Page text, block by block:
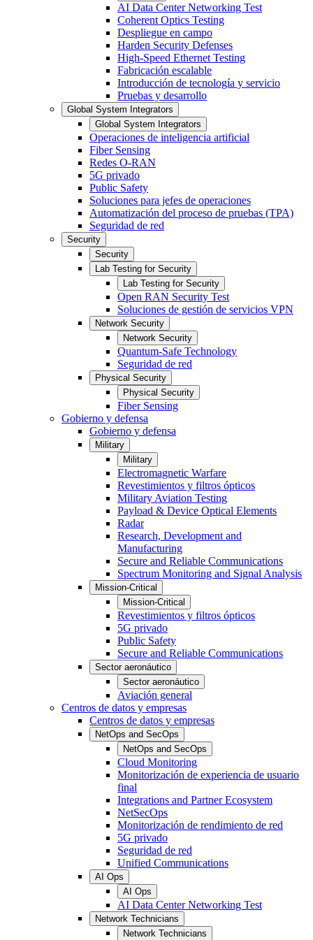
AI Data Center Networking Test
Coherent Optics Testing
Despliegue en campo
Harden Security Defenses
High-Speed Ethernet Testing
Fabricación escalable
Introducción de tecnología y servicio
Pruebas y desarrollo
Global System Integrators
Global System Integrators
Operaciones de inteligencia artificial
Fiber Sensing
Redes O-RAN
5G privado
Public Safety
Soluciones para jefes de operaciones
Automatización del proceso de pruebas (TPA)
Seguridad de red
Security
Security
Lab Testing for Security
Lab Testing for Security
Open RAN Security Test
Soluciones de gestión de servicios VPN
Network Security
Network Security
Quantum-Safe Technology
Seguridad de red
Physical Security
Physical Security
Fiber Sensing
Gobierno y defensa
Gobierno y defensa
Military
Military
Electromagnetic Warfare
Revestimientos y filtros ópticos
Military Aviation Testing
Payload & Device Optical Elements
Radar
Research, Development and
Manufacturing
Secure and Reliable Communications
Spectrum Monitoring and Signal Analysis
Mission-Critical
Mission-Critical
Revestimientos y filtros ópticos
5G privado
Public Safety
Secure and Reliable Communications
Sector aeronáutico
Sector aeronáutico
Aviación general
Centros de datos y empresas
Centros de datos y empresas
NetOps and SecOps
NetOps and SecOps
Cloud Monitoring
Monitorización de experiencia de usuario
final
Integrations and Partner Ecosystem
NetSecOps
Monitorización de rendimiento de red
5G privado
Seguridad de red
Unified Communications
AI Ops
AI Ops
AI Data Center Networking Test
Network Technicians
Network Technicians